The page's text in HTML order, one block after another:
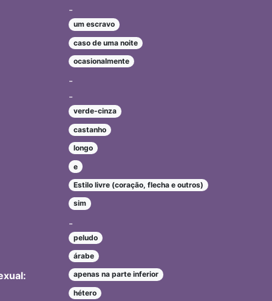
-
um escravo
caso de uma noite
ocasionalmente
-
-
verde-cinza
castanho
longo
e
Estilo livre (coração, flecha e outros)
sim
-
peludo
árabe
apenas na parte inferior
hétero